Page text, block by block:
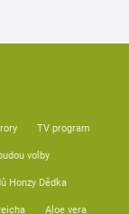
TV program
volby
Honzy Dědka
Aloe vera